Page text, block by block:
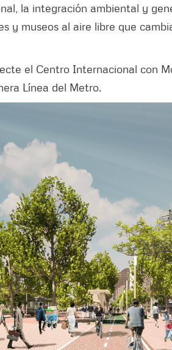
la integración ambiental y
y museos al aire libre que
el Centro Internacional con
Línea del Metro.